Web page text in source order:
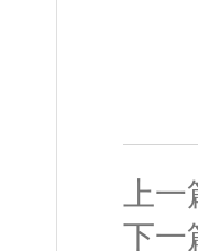
上
下